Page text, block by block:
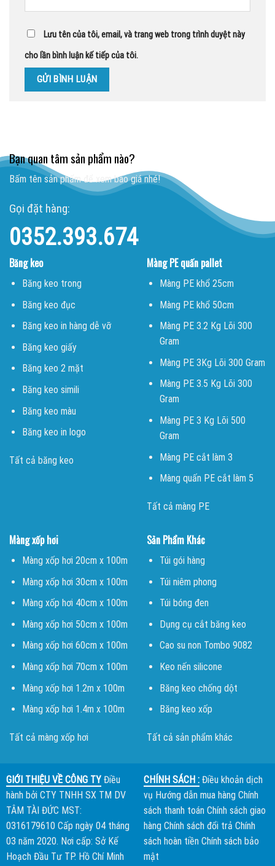
Lưu tên của tôi, email, và trang web trong trình duyệt này
cho lần bình luận kế tiếp của tôi.
Bạn quan tâm sản phẩm nào?
Bấm tên sản phẩm để xem báo giá nhé!
Gọi đặt hàng:
0352.393.674
Băng keo
Băng keo trong
Băng keo đục
Băng keo in hàng dễ vỡ
Băng keo giấy
Băng keo 2 mặt
Băng keo simili
Băng keo màu
Băng keo in logo
Tất cả băng keo
Màng PE quấn pallet
Màng PE khổ 25cm
Màng PE khổ 50cm
Màng PE 3.2 Kg Lõi 300
Gram
Màng PE 3Kg Lõi 300 Gram
Màng PE 3.5 Kg Lõi 300
Gram
Màng PE 3 Kg Lõi 500
Gram
Màng PE cắt làm 3
Màng quấn PE cắt làm 5
Tất cả màng PE
Màng xốp hơi
Màng xốp hơi 20cm x 100m
Màng xốp hơi 30cm x 100m
Màng xốp hơi 40cm x 100m
Màng xốp hơi 50cm x 100m
Màng xốp hơi 60cm x 100m
Màng xốp hơi 70cm x 100m
Màng xốp hơi 1.2m x 100m
Màng xốp hơi 1.4m x 100m
Tất cả màng xốp hơi
Sản Phẩm Khác
Túi gói hàng
Túi niêm phong
Túi bóng đen
Dụng cụ cắt băng keo
Cao su non Tombo 9082
Keo nến silicone
Băng keo chống dột
Băng keo xốp
Tất cả sản phẩm khác
GIỚI THIỆU VỀ CÔNG TYĐiều
hành bởi CTY TNHH SX TM DV
TÂM TÀI ĐỨC MST:
0316179610 Cấp ngày 04 tháng
03 năm 2020. Nơi cấp: Sở Kế
Hoạch Đầu Tư TP. Hồ Chí Minh
CHÍNH SÁCH : Điều khoản dịch
vụ Hướng dẫn mua hàng Chính
sách thanh toán Chính sách giao
hàng Chính sách đổi trả Chính
sách hoàn tiền Chính sách bảo
mật